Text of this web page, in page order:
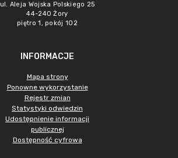
ul. Aleja Wojska Polskiego 25
44-240 Żory
piętro 1, pokój 102
INFORMACJE
Mapa strony
Ponowne wykorzystanie
Rejestr zmian
Statystyki odwiedzin
Udostępnienie informacji
publicznej
Dostępność cyfrowa